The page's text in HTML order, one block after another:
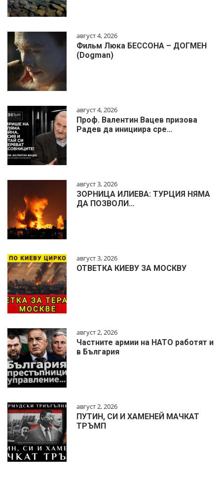
август 4, 2026
Фильм Люка БЕССОНА – ДОГМЕН
(Dogman)
август 4, 2026
Проф. Валентин Вацев призова
Радев да инициира сре…
август 3, 2026
ЗОРНИЦА ИЛИЕВА: ТУРЦИЯ НЯМА
ДА ПОЗВОЛИ…
август 3, 2026
ОТВЕТКА КИЕВУ ЗА МОСКВУ
август 2, 2026
Частните армии на НАТО работят и
в България
август 2, 2026
ПУТИН, СИ И ХАМЕНЕЙ МАЧКАТ
ТРЪМП